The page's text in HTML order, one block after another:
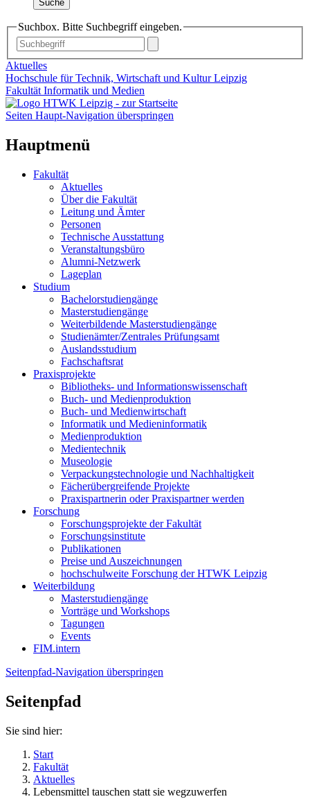
Suche
Suchbox. Bitte Suchbegriff eingeben.
Aktuelles
Hochschule für Technik, Wirtschaft und Kultur Leipzig
Fakultät Informatik und Medien
Seiten Haupt-Navigation überspringen
Hauptmenü
Fakultät
Aktuelles
Über die Fakultät
Leitung und Ämter
Personen
Technische Ausstattung
Veranstaltungsbüro
Alumni-Netzwerk
Lageplan
Studium
Bachelorstudiengänge
Masterstudiengänge
Weiterbildende Masterstudiengänge
Studienämter/Zentrales Prüfungsamt
Auslandsstudium
Fachschaftsrat
Praxisprojekte
Bibliotheks- und Informationswissenschaft
Buch- und Medienproduktion
Buch- und Medienwirtschaft
Informatik und Medieninformatik
Medienproduktion
Medientechnik
Museologie
Verpackungstechnologie und Nachhaltigkeit
Fächerübergreifende Projekte
Praxispartnerin oder Praxispartner werden
Forschung
Forschungsprojekte der Fakultät
Forschungsinstitute
Publikationen
Preise und Auszeichnungen
hochschulweite Forschung der HTWK Leipzig
Weiterbildung
Masterstudiengänge
Vorträge und Workshops
Tagungen
Events
FIM.intern
Seitenpfad-Navigation überspringen
Seitenpfad
Sie sind hier:
Start
Fakultät
Aktuelles
Lebensmittel tauschen statt sie wegzuwerfen